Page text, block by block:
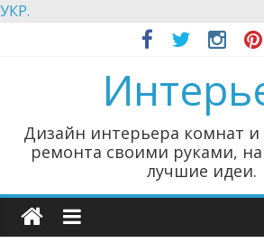
УКР.
Дизайн интерьера комнат и
ремонта своими руками,
лучшие идеи.